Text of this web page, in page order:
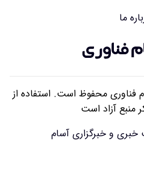
ما
فناوری محفوظ است. استفاده از
منبع آزاد است
و خبرگزاری آسام